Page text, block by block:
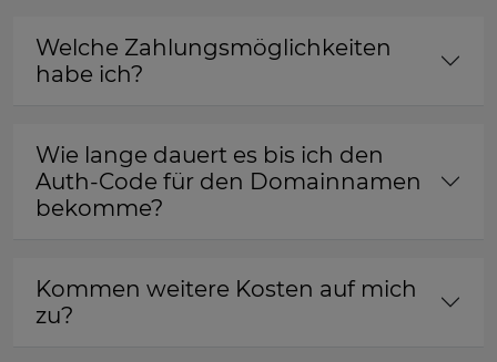
Welche Zahlungsmöglichkeiten
habe ich?
Wie lange dauert es bis ich den
Auth-Code für den Domainnamen
bekomme?
Kommen weitere Kosten auf mich
zu?